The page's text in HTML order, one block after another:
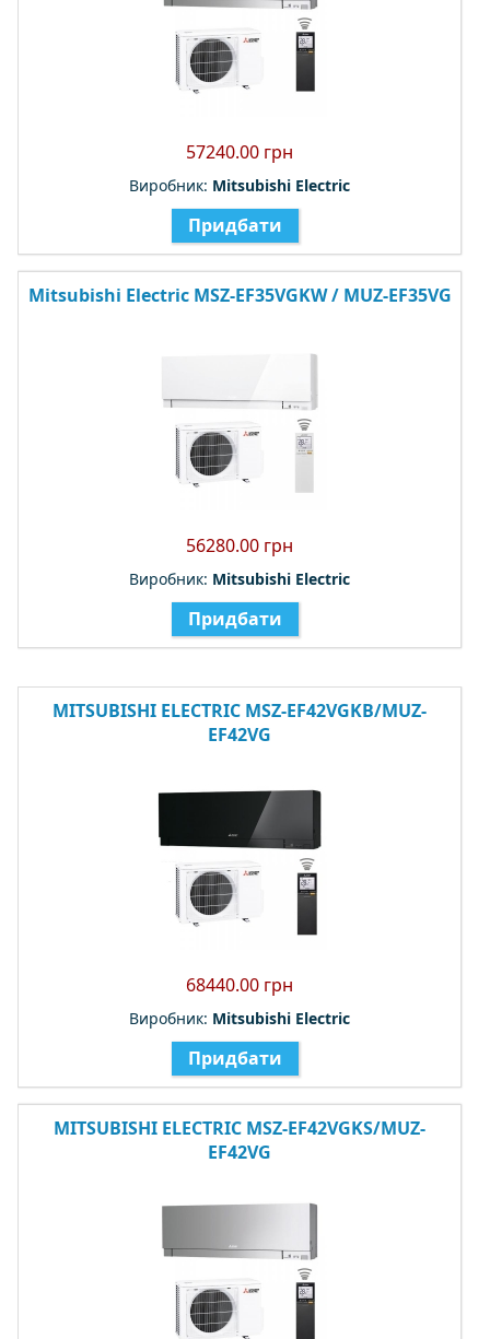
57240.00 грн
Виробник: Mitsubishi Electric
Придбати
Mitsubishi Electric MSZ-EF35VGKW / MUZ-EF35VG
56280.00 грн
Виробник: Mitsubishi Electric
Придбати
MITSUBISHI ELECTRIC MSZ-EF42VGKB/MUZ-
EF42VG
68440.00 грн
Виробник: Mitsubishi Electric
Придбати
MITSUBISHI ELECTRIC MSZ-EF42VGKS/MUZ-
EF42VG